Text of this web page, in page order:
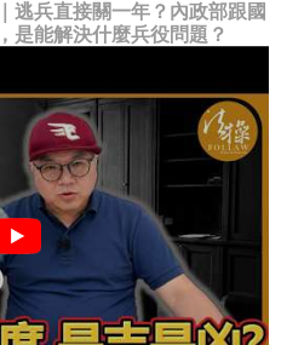
逃兵直接關一年？內政部跟國
是能解決什麼兵役問題？